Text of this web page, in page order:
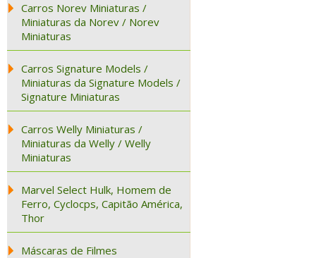
Carros Norev Miniaturas /
Miniaturas da Norev / Norev
Miniaturas
Carros Signature Models /
Miniaturas da Signature Models /
Signature Miniaturas
Carros Welly Miniaturas /
Miniaturas da Welly / Welly
Miniaturas
Marvel Select Hulk, Homem de
Ferro, Cyclocps, Capitão América,
Thor
Máscaras de Filmes